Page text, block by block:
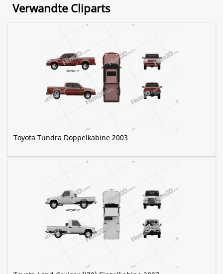
Verwandte Cliparts
Toyota Tundra Doppelkabine 2003